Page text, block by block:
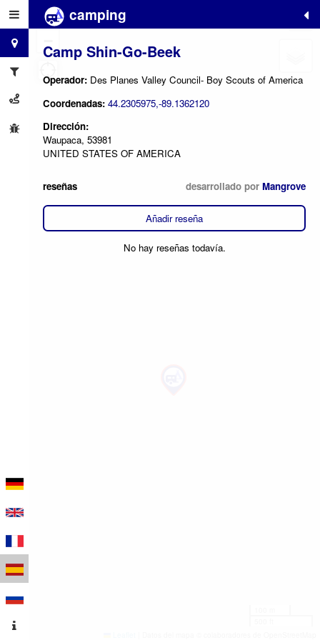
camping
Camp Shin-Go-Beek
Operador: Des Planes Valley Council- Boy Scouts of America
Coordenadas: 44.2305975,-89.1362120
Dirección:
Waupaca, 53981
UNITED STATES OF AMERICA
reseñas desarrollado por Mangrove
Añadir reseña
No hay reseñas todavía.
+